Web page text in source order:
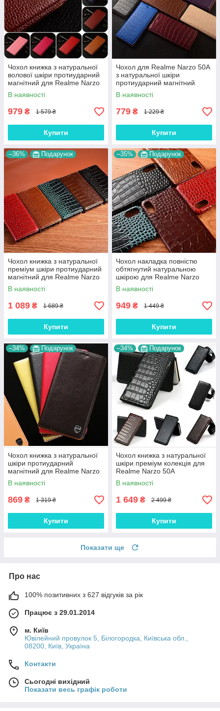
Чохол книжка з натуральної
волової шкіри протиударний
магнітний для Realme Narzo
50A "BULL"
В наявності
979 ₴ 1 579 ₴
Купити
Чохол для Realme Narzo 50A
з натуральної шкіри
протиударний магнітний
книжка з підставкою "LUXOR"
В наявності
779 ₴ 1 229 ₴
Купити
–36% Подарунок
Чохол книжка з натуральної
преміум шкіри протиударний
магнітний для Realme Narzo
50A "CROCODILE"
В наявності
1 089 ₴ 1 689 ₴
Купити
–35% Подарунок
Чохол накладка повністю
обтягнутий натуральною
шкірою для Realme Narzo
50A "SIGNATURE"
В наявності
949 ₴ 1 449 ₴
Купити
–34% Подарунок
Чохол книжка з натуральної
шкіри протиударний
магнітний для Realme Narzo
50A "CLASIC"
В наявності
869 ₴ 1 319 ₴
Купити
–34% Подарунок
Чохол книжка з натуральної
шкіри преміум колекція для
Realme Narzo 50A
"SIGNATURE"
В наявності
1 649 ₴ 2 499 ₴
Купити
Показати ще
Про нас
100% позитивних з 627 відгуків за рік
Працює з 29.01.2014
м. Київ
Ювілейний провулок 5, Білогородка, Київська обл.,
08200, Київ, Україна
Контакти
Сьогодні вихідний
Показати весь графік роботи